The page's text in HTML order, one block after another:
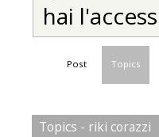
hai
Post Topics
Topics - riki corazzi